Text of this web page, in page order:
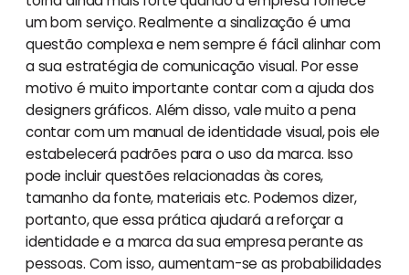
um bom serviço. Realmente a sinalização é uma
questão complexa e nem sempre é fácil alinhar com
a sua estratégia de comunicação visual. Por esse
motivo é muito importante contar com a ajuda dos
designers gráficos. Além disso, vale muito a pena
contar com um manual de identidade visual, pois ele
estabelecerá padrões para o uso da marca. Isso
pode incluir questões relacionadas às cores,
tamanho da fonte, materiais etc. Podemos dizer,
portanto, que essa prática ajudará a reforçar a
identidade e a marca da sua empresa perante as
pessoas. Com isso, aumentam-se as probabilidades